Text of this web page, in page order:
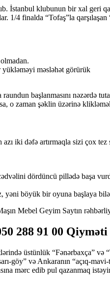
İstanbul klubunun bir xal geri
4 finalda “Tofaş”la
yükləməyi məsləhət görürük
başlanmasını nəzərdə
o zaman şəklin üzərinə
iki dəfə artırmaqla sizi çox
dördüncü pillədə başa
yəni böyük bir oyuna başlaya
Mebel Geyim Saytın
288 91 00 Qiyməti
üstünlük “Fənərbaxça”
göy” və Ankaranın “açıq-
mərc edib pul qazanmaq